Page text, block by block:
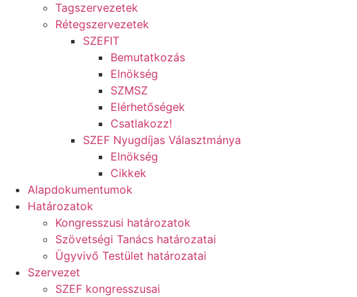
Tagszervezetek
Rétegszervezetek
SZEFIT
Bemutatkozás
Elnökség
SZMSZ
Elérhetőségek
Csatlakozz!
SZEF Nyugdíjas Választmánya
Elnökség
Cikkek
Alapdokumentumok
Határozatok
Kongresszusi határozatok
Szövetségi Tanács határozatai
Ügyvivő Testület határozatai
Szervezet
SZEF kongresszusai